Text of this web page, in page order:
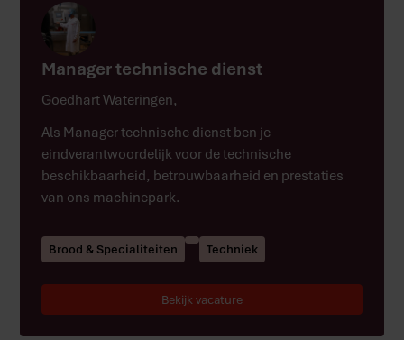
Manager technische dienst
Goedhart Wateringen,
Als Manager technische dienst ben je
eindverantwoordelijk voor de technische
beschikbaarheid, betrouwbaarheid en prestaties
van ons machinepark.
Brood & Specialiteiten Techniek
Bekijk vacature